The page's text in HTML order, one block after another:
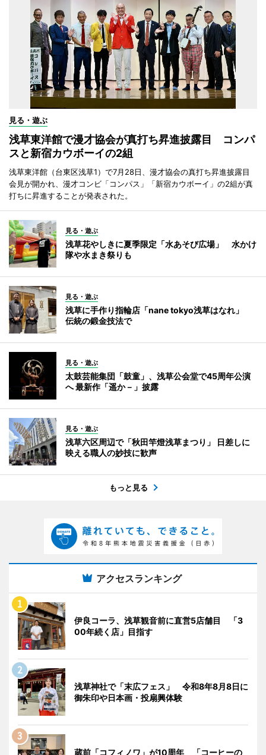
見る・遊ぶ
浅草東洋館で漫才協会が真打ち昇進披露目 コンパ
スと新宿カウボーイの2組
浅草東洋館（台東区浅草1）で7月28日、漫才協会の真打ち昇進披露目
会見が開かれ、漫才コンビ「コンパス」「新宿カウボーイ」の2組が真
打ちに昇進することが発表された。
見る・遊ぶ
浅草花やしきに夏季限定「水あそび広場」 水かけ
隊や水まき祭りも
見る・遊ぶ
浅草に手作り指輪店「nane tokyo浅草はなれ」
伝統の鍛金技法で
見る・遊ぶ
太鼓芸能集団「鼓童」、浅草公会堂で45周年公演
へ 最新作「遥か－」披露
見る・遊ぶ
浅草六区周辺で「秋田竿燈浅草まつり」 日差しに
映える職人の妙技に歓声
もっと見る
アクセスランキング
伊良コーラ、浅草観音前に直営5店舗目 「3
00年続く店」目指す
浅草神社で「末広フェス」 令和8年8月8日に
御朱印や日本画・投扇興体験
蔵前「コフィノワ」が10周年 「コーヒーの